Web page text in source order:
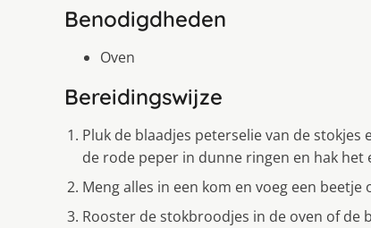
Benodigdheden
Oven
Bereidingswijze
Pluk de blaadjes peterselie van de
de rode peper in dunne ringen en hak het
Meng alles in een kom en voeg een
Rooster de stokbroodjes in de oven of de